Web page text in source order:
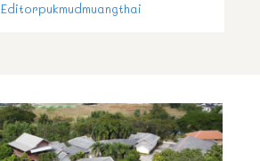
Editorpukmudmuangthai